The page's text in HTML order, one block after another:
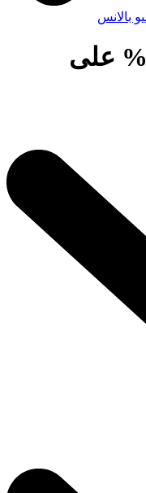
خصومات تصل لـ 60% على